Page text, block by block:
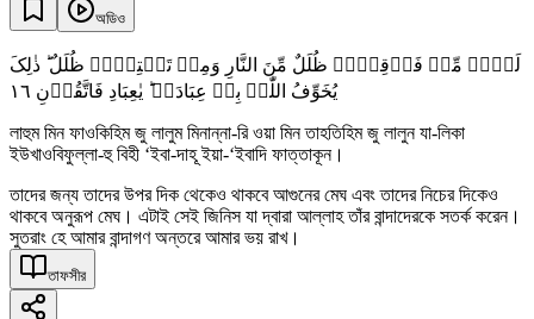
অডিও
لَہُمۡ مِّنۡ فَوۡقِہِمۡ ظُلَلٌ مِّنَ النَّارِ وَمِنۡ تَحۡتِہِمۡ ظُلَلٌ ؕ ذٰلِکَ
یُخَوِّفُ اللّٰہُ بِہٖ عِبَادَہٗ ؕ یٰعِبَادِ فَاتَّقُوۡنِ ١٦
লাহুম মিন ফাওকিহিম জু লালুম মিনান্না-রি ওয়া মিন তাহতিহিম জু লালুন যা-লিকা
ইউখাওবিফুল্লা-হু বিহী ‘ইবা-দাহূ ইয়া-‘ইবাদি ফাত্তাকূন।
তাদের জন্য তাদের উপর দিক থেকেও থাকবে আগুনের মেঘ এবং তাদের নিচের দিকেও
থাকবে অনুরূপ মেঘ। এটাই সেই জিনিস যা দ্বারা আল্লাহ তাঁর বান্দাদেরকে সতর্ক করেন।
সুতরাং হে আমার বান্দাগণ অন্তরে আমার ভয় রাখ।
তাফসীর